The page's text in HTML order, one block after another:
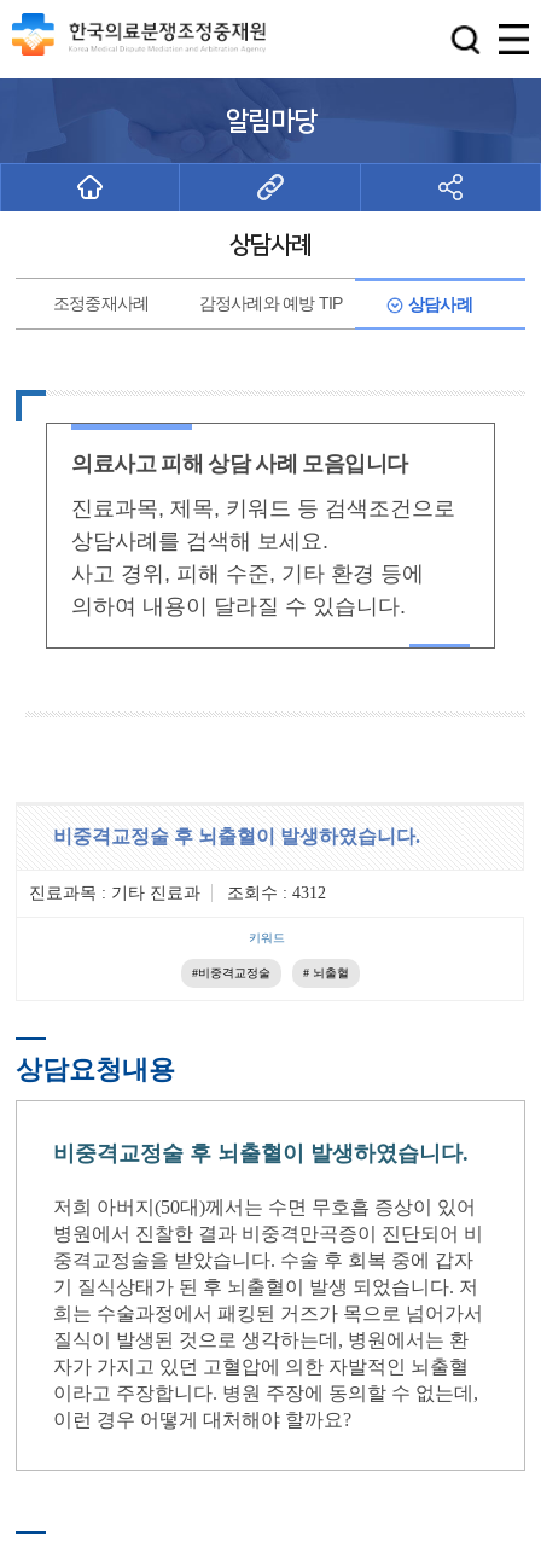
알림마당
상담사례
조정중재사례 감정사례와 예방 TIP 상담사례
의료사고 피해 상담 사례 모음입니다
진료과목, 제목, 키워드 등 검색조건으로
상담사례를 검색해 보세요.
사고 경위, 피해 수준, 기타 환경 등에
의하여 내용이 달라질 수 있습니다.
비중격교정술 후 뇌출혈이 발생하였습니다.
진료과목 : 기타 진료과 조회수 : 4312
키워드
#비중격교정술 # 뇌출혈
상담요청내용
비중격교정술 후 뇌출혈이 발생하였습니다.
저희 아버지(50대)께서는 수면 무호흡 증상이 있어
병원에서 진찰한 결과 비중격만곡증이 진단되어 비
중격교정술을 받았습니다. 수술 후 회복 중에 갑자
기 질식상태가 된 후 뇌출혈이 발생 되었습니다. 저
희는 수술과정에서 패킹된 거즈가 목으로 넘어가서
질식이 발생된 것으로 생각하는데, 병원에서는 환
자가 가지고 있던 고혈압에 의한 자발적인 뇌출혈
이라고 주장합니다. 병원 주장에 동의할 수 없는데,
이런 경우 어떻게 대처해야 할까요?